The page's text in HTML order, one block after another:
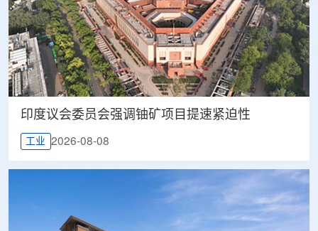
印度议会委员会强调铀矿项目提速紧迫性
工业 2026-08-08